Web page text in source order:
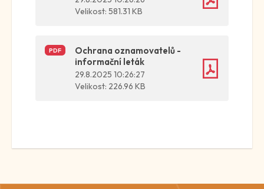
Velikost: 581.31 KB
PDF
Ochrana oznamovatelů -
informační leták
29.8.2025 10:26:27
Velikost: 226.96 KB